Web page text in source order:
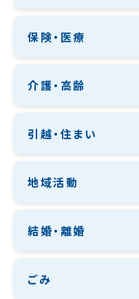
保険・医療
介護・高齢
引越・住まい
地域活動
結婚・離婚
ごみ